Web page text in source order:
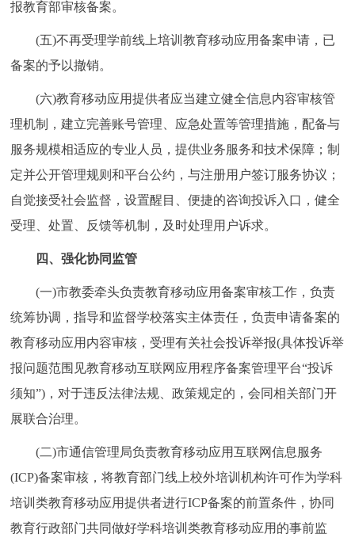
报教育部审核备案。
(五)不再受理学前线上培训教育移动应用备案申请，已
备案的予以撤销。
(六)教育移动应用提供者应当建立健全信息内容审核管
理机制，建立完善账号管理、应急处置等管理措施，配备与
服务规模相适应的专业人员，提供业务服务和技术保障；制
定并公开管理规则和平台公约，与注册用户签订服务协议；
自觉接受社会监督，设置醒目、便捷的咨询投诉入口，健全
受理、处置、反馈等机制，及时处理用户诉求。
四、强化协同监管
(一)市教委牵头负责教育移动应用备案审核工作，负责
统筹协调，指导和监督学校落实主体责任，负责申请备案的
教育移动应用内容审核，受理有关社会投诉举报(具体投诉举
报问题范围见教育移动互联网应用程序备案管理平台“投诉
须知”)，对于违反法律法规、政策规定的，会同相关部门开
展联合治理。
(二)市通信管理局负责教育移动应用互联网信息服务
(ICP)备案审核，将教育部门线上校外培训机构许可作为学科
培训类教育移动应用提供者进行ICP备案的前置条件，协同
教育行政部门共同做好学科培训类教育移动应用的事前监